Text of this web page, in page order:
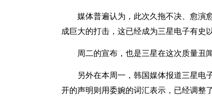
媒体普遍认为，此次久拖不决、愈演
成巨大的打击，这已经成为三星电子有史
周二的宣布，也是三星在这次质量丑
另外在本周一，韩国媒体报道三星
开的声明则用委婉的词汇表示，已经调整